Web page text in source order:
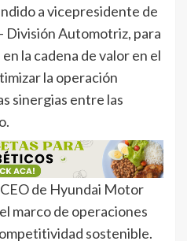
a vicepresidente de
División Automotriz, para
la cadena de valor en el
la operación
sinergias entre las
de Hyundai Motor
marco de operaciones
sostenible.